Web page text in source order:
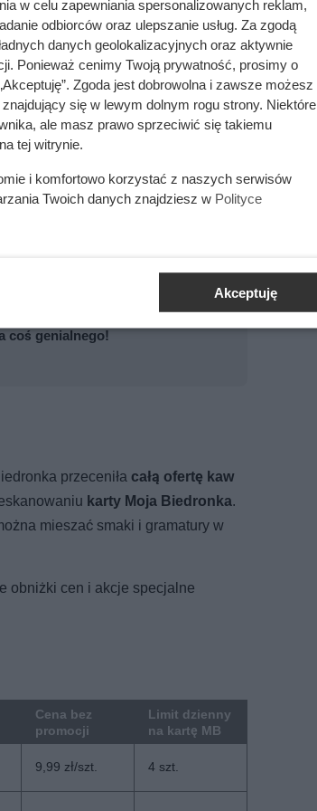
7,79 zł. Limit:6 szt. dziennie na
Wędlin (200 g): drugi produkt
6,99 zł). Obowiązujelimit 6
(500 g) — tutaj drugi produkt jest
limit 6 sztuk dziennie na kartę
coś genialnego!
przeceniła całą ofertę kaw
karty Moja Biedronka.
mieszać smaki i gramatury w
obniżki cen i akcje specjalne
Cena bez
promocji
Limit dzienny
na kartę MB
9,99 zł/szt. 4 szt.
w celu zapewniania spersonalizowanych reklam,
odbiorców oraz ulepszanie usług. Za zgodą
danych geolokalizacyjnych oraz aktywnie
Ponieważ cenimy Twoją prywatność, prosimy o
Zgoda jest dobrowolna i zawsze możesz
się w lewym dolnym rogu strony. Niektóre
ale masz prawo sprzeciwić się takiemu
tej witrynie.
i komfortowo korzystać z naszych serwisów
Twoich danych znajdziesz w Polityce
Akceptuję